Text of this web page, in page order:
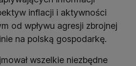
inflacji i aktywności
od wpływu agresji zbrojnej
na polską gospodarkę.
wszelkie niezbędne